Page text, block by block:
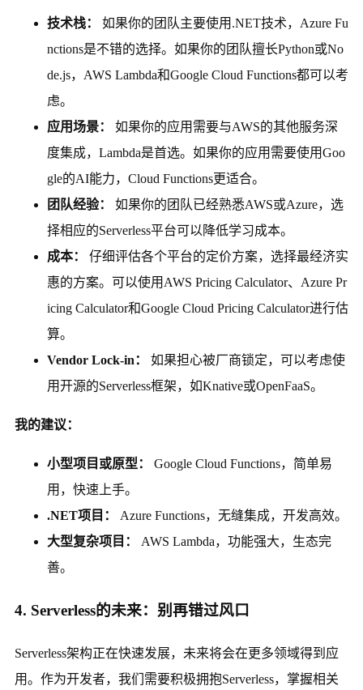
技术栈：
如果你的团队主要使用.NET技术，Azure Fu
nctions是不错的选择。如果你的团队擅长Python或No
de.js，AWS Lambda和Google Cloud Functions都可以考
虑。
应用场景：
如果你的应用需要与AWS的其他服务深
度集成，Lambda是首选。如果你的应用需要使用Goo
gle的AI能力，Cloud Functions更适合。
团队经验：
如果你的团队已经熟悉AWS或Azure，选
择相应的Serverless平台可以降低学习成本。
成本：
仔细评估各个平台的定价方案，选择最经济实
惠的方案。可以使用AWS Pricing Calculator、Azure Pr
icing Calculator和Google Cloud Pricing Calculator进行估
算。
Vendor Lock-in：
如果担心被厂商锁定，可以考虑使
用开源的Serverless框架，如Knative或OpenFaaS。
我的建议：
小型项目或原型：
Google Cloud Functions，简单易
用，快速上手。
.NET项目：
Azure Functions，无缝集成，开发高效。
大型复杂项目：
AWS Lambda，功能强大，生态完
善。
4. Serverless的未来：别再错过风口
Serverless架构正在快速发展，未来将会在更多领域得到应
用。作为开发者，我们需要积极拥抱Serverless，掌握相关